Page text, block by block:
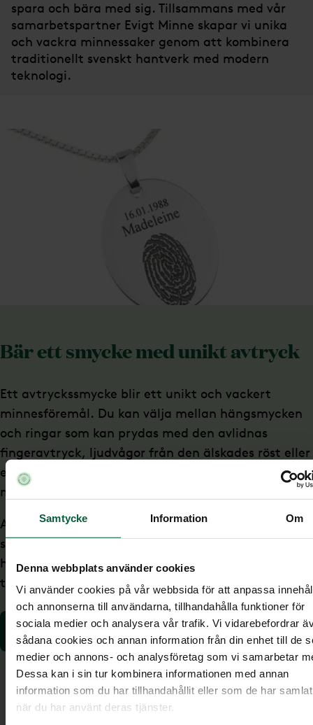
Samtycke Information Om
Denna webbplats använder cookies
Vi använder cookies på vår webbsida för att anpassa
och annonserna till användarna, tillhandahålla funktioner för
sociala medier och analysera vår trafik. Vi vidarebefordrar
sådana cookies och annan information från din enhet till de
medier och annons- och analysföretag som vi samarbetar
Dessa kan i sin tur kombinera informationen med annan
information som du har tillhandahållit eller som de har
när du har använt deras tjänster.
spara och bära med sig. Tillsammans med vår
samarbetspartner Evigt Minne skapar vi unika
och vackra minnessaker genom att kombinera
traditionellt svenskt hantverk med modern
teknologi.
Bär ett smycke med unikt avtryck
Ett avtryckssmycke blir ett unikt och vackert
minnesföremål. Du kan välja mellan hängsmycken
och ringar som kan prydas med den avlidnas
fingeravtryck, ljudvågor från den älskades röst eller
en personlig signatur. Smycket kan också graveras
med en personlig text eller symbol.
Alla smycken tillverkas i Sverige av den välkända
smycketillverkaren Schalins. De står för svenskt
hantverk, design och fantastisk kvalitet. Smyckena
tillverkas i 935 silver eller 18K rödguld.
Se smycken med unikt avtryck
Bevara minnet med DNA